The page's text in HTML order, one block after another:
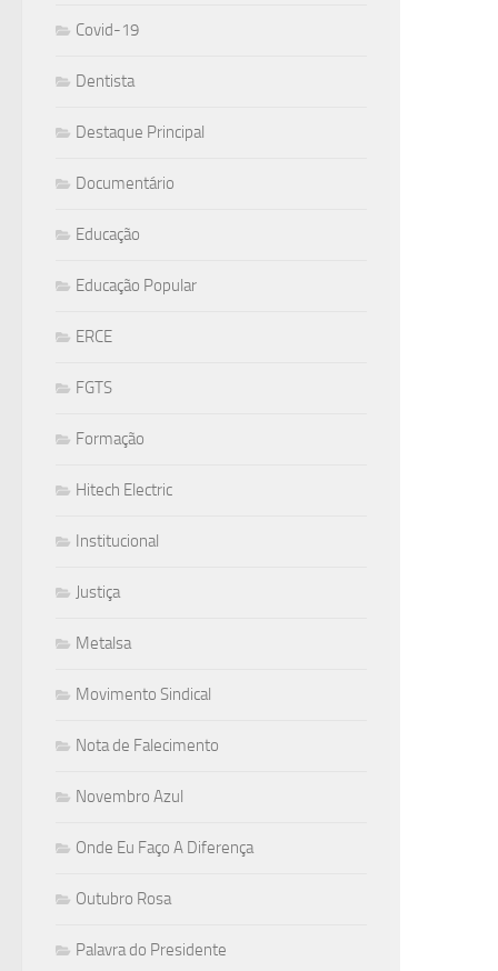
Covid-19
Dentista
Destaque Principal
Documentário
Educação
Educação Popular
ERCE
FGTS
Formação
Hitech Electric
Institucional
Justiça
Metalsa
Movimento Sindical
Nota de Falecimento
Novembro Azul
Onde Eu Faço A Diferença
Outubro Rosa
Palavra do Presidente